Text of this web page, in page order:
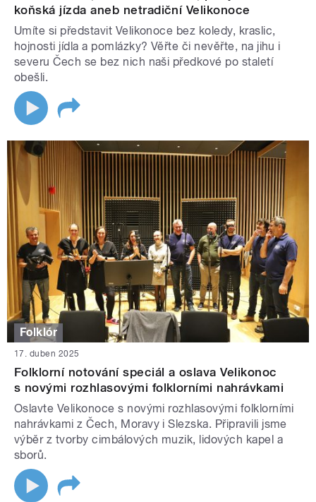
koňská jízda aneb netradiční Velikonoce
Umíte si představit Velikonoce bez koledy, kraslic,
hojnosti jídla a pomlázky? Věřte či nevěřte, na jihu i
severu Čech se bez nich naši předkové po staletí
obešli.
Folklór
17. duben 2025
Folklorní notování speciál a oslava Velikonoc
s novými rozhlasovými folklorními nahrávkami
Oslavte Velikonoce s novými rozhlasovými folklorními
nahrávkami z Čech, Moravy i Slezska. Připravili jsme
výběr z tvorby cimbálových muzik, lidových kapel a
sborů.